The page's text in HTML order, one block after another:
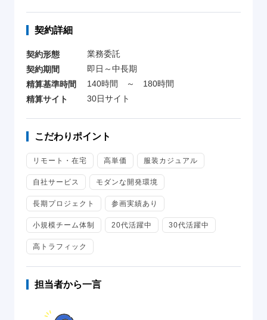
契約詳細
契約形態
業務委託
契約期間
即日～中長期
精算基準時間
140時間 ～ 180時間
精算サイト
30日サイト
こだわりポイント
リモート・在宅 高単価 服装カジュアル
自社サービス モダンな開発環境
長期プロジェクト 参画実績あり
小規模チーム体制 20代活躍中 30代活躍中
高トラフィック
担当者から一言